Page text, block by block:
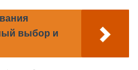
выбор и